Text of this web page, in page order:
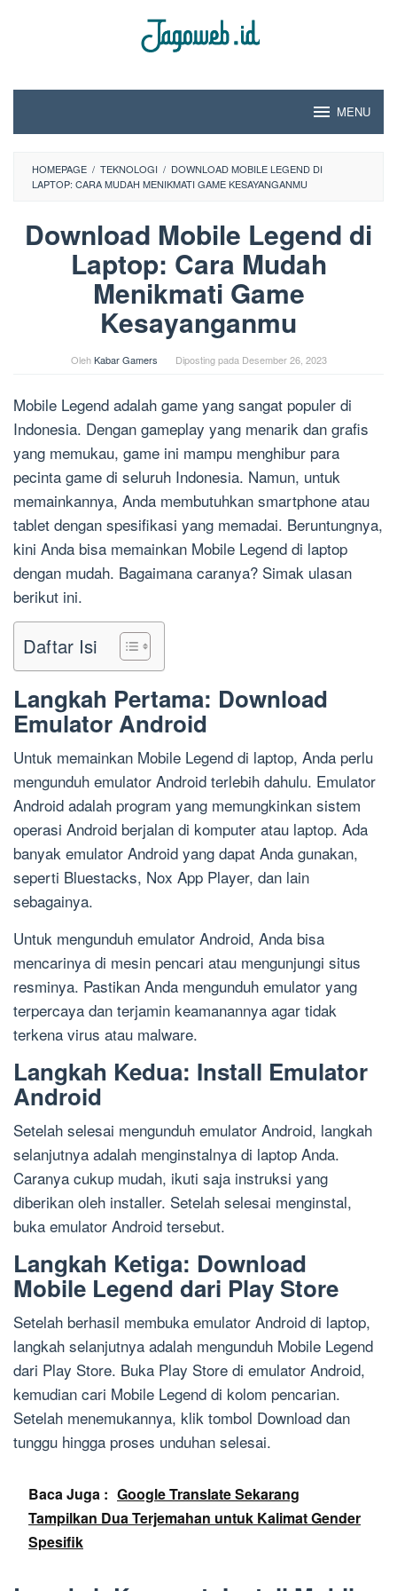
MENU
HOMEPAGE / TEKNOLOGI / DOWNLOAD MOBILE LEGEND DI
LAPTOP: CARA MUDAH MENIKMATI GAME KESAYANGANMU
Download Mobile Legend di
Laptop: Cara Mudah
Menikmati Game
Kesayanganmu
OlehKabar Gamers Diposting pada Desember 26, 2023
Mobile Legend adalah game yang sangat populer di
Indonesia. Dengan gameplay yang menarik dan grafis
yang memukau, game ini mampu menghibur para
pecinta game di seluruh Indonesia. Namun, untuk
memainkannya, Anda membutuhkan smartphone atau
tablet dengan spesifikasi yang memadai. Beruntungnya,
kini Anda bisa memainkan Mobile Legend di laptop
dengan mudah. Bagaimana caranya? Simak ulasan
berikut ini.
Daftar Isi
Langkah Pertama: Download
Emulator Android
Untuk memainkan Mobile Legend di laptop, Anda perlu
mengunduh emulator Android terlebih dahulu. Emulator
Android adalah program yang memungkinkan sistem
operasi Android berjalan di komputer atau laptop. Ada
banyak emulator Android yang dapat Anda gunakan,
seperti Bluestacks, Nox App Player, dan lain
sebagainya.
Untuk mengunduh emulator Android, Anda bisa
mencarinya di mesin pencari atau mengunjungi situs
resminya. Pastikan Anda mengunduh emulator yang
terpercaya dan terjamin keamanannya agar tidak
terkena virus atau malware.
Langkah Kedua: Install Emulator
Android
Setelah selesai mengunduh emulator Android, langkah
selanjutnya adalah menginstalnya di laptop Anda.
Caranya cukup mudah, ikuti saja instruksi yang
diberikan oleh installer. Setelah selesai menginstal,
buka emulator Android tersebut.
Langkah Ketiga: Download
Mobile Legend dari Play Store
Setelah berhasil membuka emulator Android di laptop,
langkah selanjutnya adalah mengunduh Mobile Legend
dari Play Store. Buka Play Store di emulator Android,
kemudian cari Mobile Legend di kolom pencarian.
Setelah menemukannya, klik tombol Download dan
tunggu hingga proses unduhan selesai.
Baca Juga : Google Translate Sekarang
Tampilkan Dua Terjemahan untuk Kalimat Gender
Spesifik